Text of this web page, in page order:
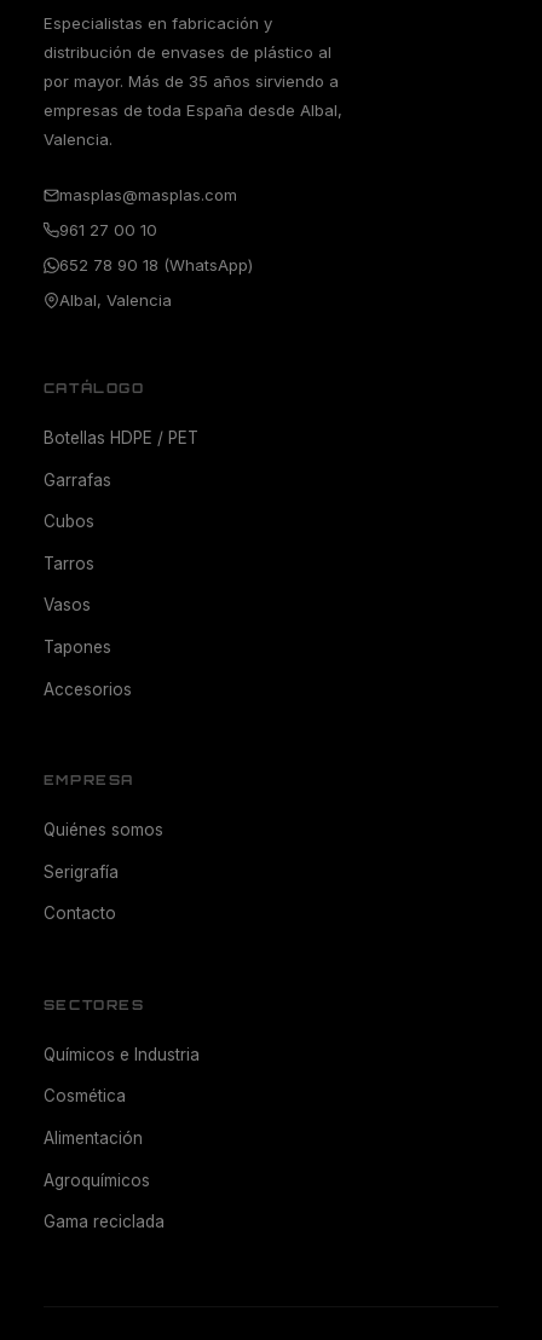
Especialistas en fabricación y
distribución de envases de plástico al
por mayor. Más de 35 años sirviendo a
empresas de toda España desde Albal,
Valencia.
masplas@masplas.com
961 27 00 10
652 78 90 18 (WhatsApp)
Albal, Valencia
CATÁLOGO
Botellas HDPE / PET
Garrafas
Cubos
Tarros
Vasos
Tapones
Accesorios
EMPRESA
Quiénes somos
Serigrafía
Contacto
SECTORES
Químicos e Industria
Cosmética
Alimentación
Agroquímicos
Gama reciclada